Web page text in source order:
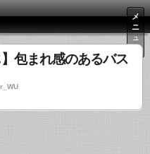
メ
ニ
ュ
ー
包まれ感のあるバス